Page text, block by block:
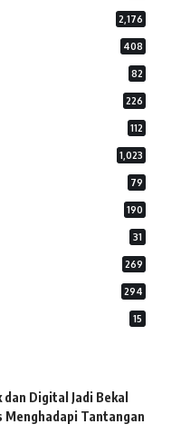
2,176
408
82
226
112
1,023
79
190
31
269
294
15
Digital Jadi Bekal
Menghadapi Tantangan